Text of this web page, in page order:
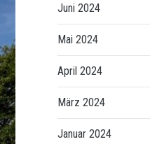
Juni 2024
Mai 2024
April 2024
März 2024
Januar 2024